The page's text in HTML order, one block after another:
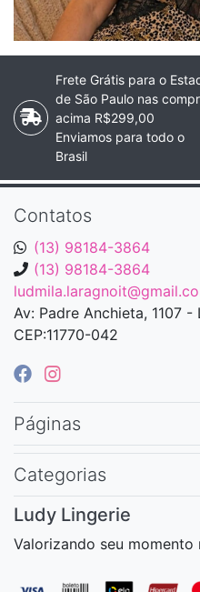
Frete Grátis para o
de São Paulo nas
acima R$299,00
Enviamos para todo o
Brasil
Contatos
(13) 98184-3864
(13) 98184-3864
Av: Padre Anchieta, 1107
CEP:11770-042
Páginas
Categorias
Ludy Lingerie
Valorizando seu momento